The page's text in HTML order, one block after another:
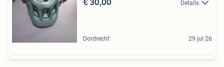
Details
Dordrecht 29 jul 26